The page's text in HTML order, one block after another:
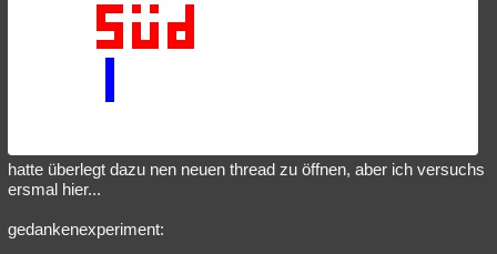
hatte überlegt dazu nen neuen thread zu öffnen, aber ich versuchs
ersmal hier...
gedankenexperiment: